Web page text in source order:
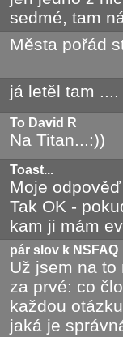
sedmé, tam
Města pořád
já letěl tam ....
To David R
Na Titan...:))
Toast...
Moje
Tak OK -
kam ji mám
pár slov k NSFAQ
Už jsem na to
za prvé: co
každou
jaká je